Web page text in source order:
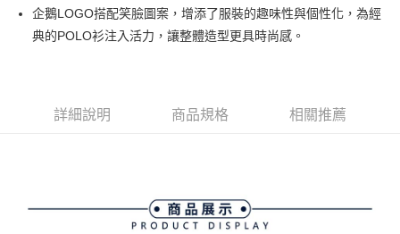
【大哥付你分期使用說明】
1.本服務由台灣大哥大提供，台灣大哥大用戶可立即使用無須另外申請。
2.付款方式選擇「大哥付你分期」，訂單成立後會自動跳轉到大哥付的交易
消。如遇「轉專審核」未通過狀況，表示未達大哥付你分期系統評分，恕無
2.透過簡訊連結打開帳單後，可選擇「超商條碼／台灣大直營門市／銀行轉
帳／街口支付／iPASS MONEY」等通路繳費。
AFTEE先享後付
相關說明
１．簡單：不需註冊會員、不需綁卡、不需儲值。
結帳頁面，進行簡訊認證並確認金額後，即可完成結帳。
２．訂單成立數日內，您將收到繳費通知簡訊。
運送方式
付款後全家取貨
企鵝LOGO搭配笑臉圖案，增添了服裝的趣味性與個性化，為經
典的POLO衫注入活力，讓整體造型更具時尚感。
詳細說明 商品規格 相關推薦